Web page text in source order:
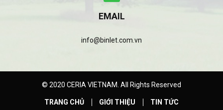
EMAIL
info@binlet.com.vn
© 2020 CERIA VIETNAM. All Rights Reserved
TRANG CHỦ GIỚI THIỆU TIN TỨC